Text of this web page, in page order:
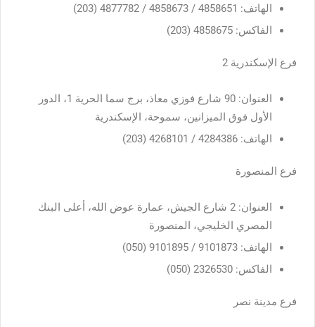
الهاتف: 4858651 / 4858673 / 4877782 (203)
الفاكس: 4858675 (203)
فرع الإسكندرية 2
العنوان: 90 شارع فوزي معاذ، برج سما الحرية 1، الدور
الأول فوق الميزانين، سموحة، الإسكندرية
الهاتف: 4284386 / 4268101 (203)
فرع المنصورة
العنوان: 2 شارع الجيش، عمارة عوض الله، أعلى البنك
المصري الخليجي، المنصورة
الهاتف: 9101873 / 9101895 (050)
الفاكس: 2326530 (050)
فرع مدينة نصر